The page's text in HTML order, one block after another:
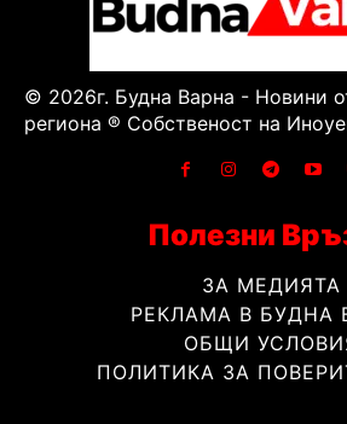
© 2026г. Будна Варна - Новини
региона ® Собственост на
Полезни
ЗА МЕДИЯТА
РЕКЛАМА В БУДНА
ОБЩИ
ПОЛИТИКА ЗА